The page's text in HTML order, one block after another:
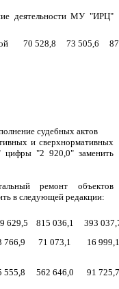
деятельности МУ "ИРЦ"
70 528,8 73 505,6
судебных актов
и сверхнормативных
цифры "2 920,0" заменить
ремонт объектов
в следующей редакции:
629,5 815 036,1
393
766,9 71 073,1 16 999,1
555,8 562 646,0 91 725,7